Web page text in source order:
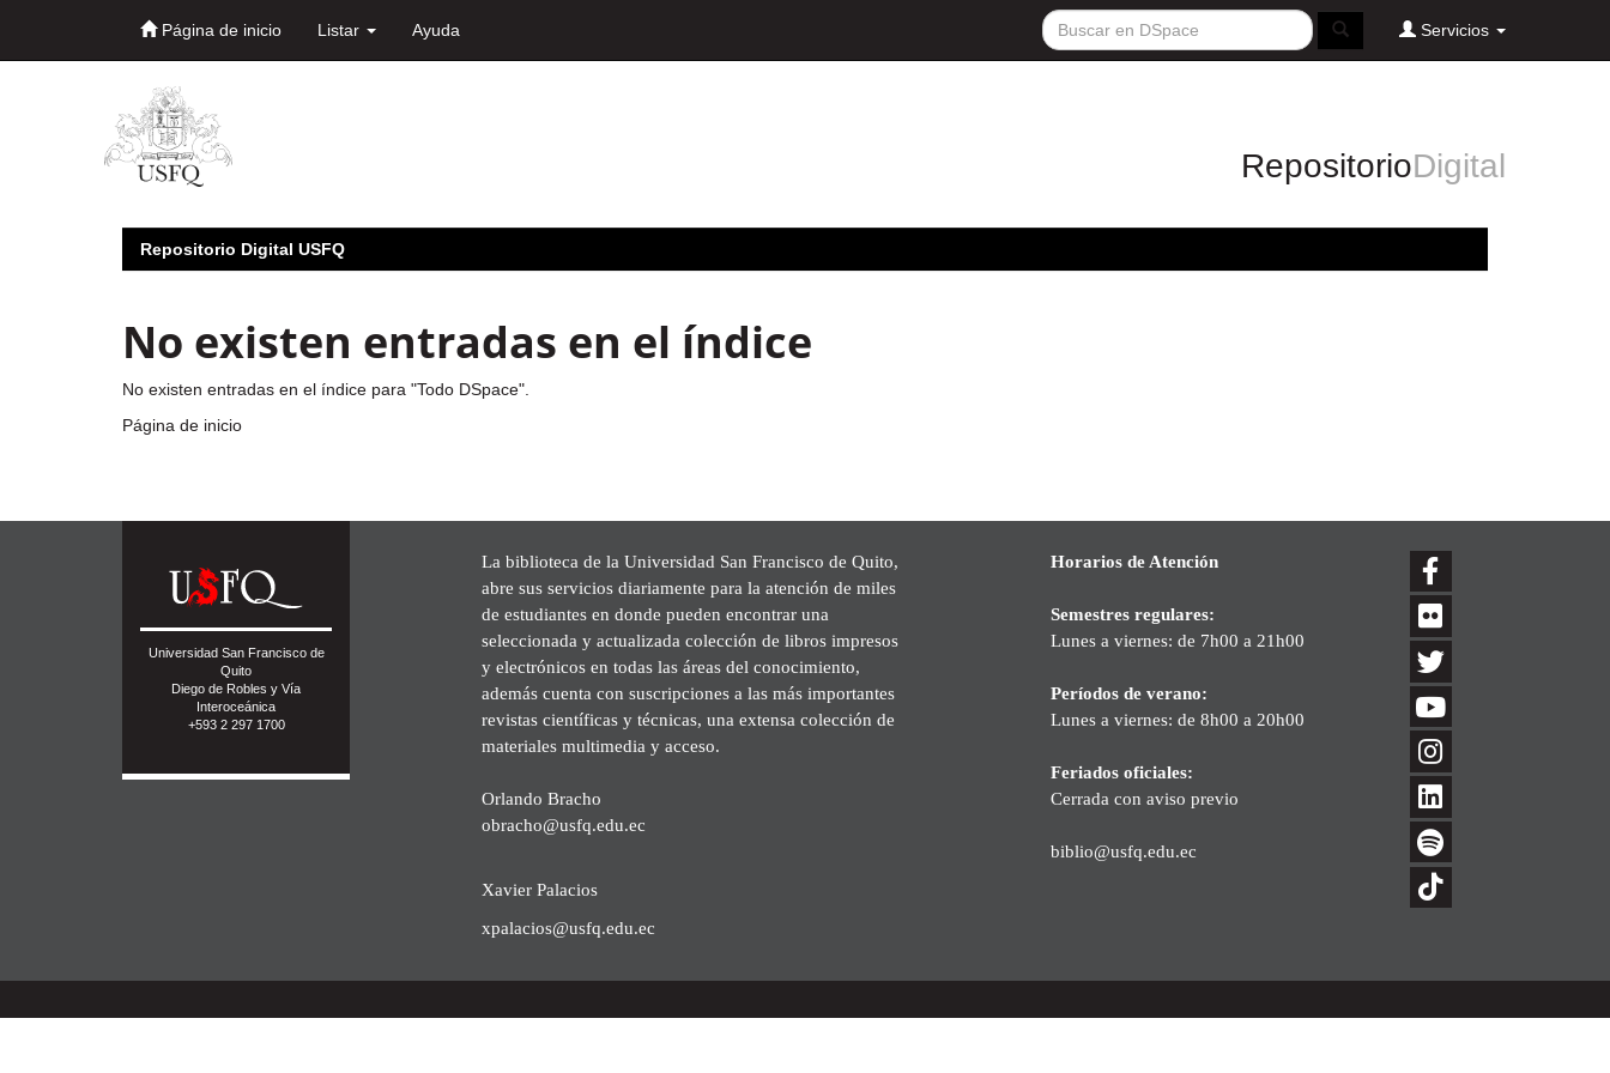
Página de inicio Listar Ayuda Servicios
RepositorioDigital
Repositorio Digital USFQ
No existen entradas en el índice
No existen entradas en el índice para "Todo DSpace".
Página de inicio
Universidad San Francisco de
Quito
Diego de Robles y Vía
Interoceánica
+593 2 297 1700
La biblioteca de la Universidad San Francisco de Quito,
abre sus servicios diariamente para la atención de miles
de estudiantes en donde pueden encontrar una
seleccionada y actualizada colección de libros impresos
y electrónicos en todas las áreas del conocimiento,
además cuenta con suscripciones a las más importantes
revistas científicas y técnicas, una extensa colección de
materiales multimedia y acceso.
Orlando Bracho
obracho@usfq.edu.ec
Xavier Palacios
xpalacios@usfq.edu.ec
Horarios de Atención
Semestres regulares:
Lunes a viernes: de 7h00 a 21h00
Períodos de verano:
Lunes a viernes: de 8h00 a 20h00
Feriados oficiales:
Cerrada con aviso previo
biblio@usfq.edu.ec